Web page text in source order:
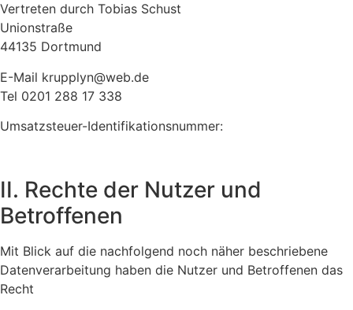
Vertreten durch Tobias Schust
Unionstraße
44135 Dortmund
E-Mail krupplyn@web.de
Tel 0201 288 17 338
Umsatzsteuer-Identifikationsnummer:
II. Rechte der Nutzer und
Betroffenen
Mit Blick auf die nachfolgend noch näher beschriebene
Datenverarbeitung haben die Nutzer und Betroffenen das
Recht